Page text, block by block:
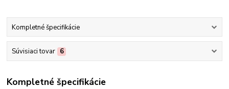
Kompletné špecifikácie
Súvisiaci tovar 6
Kompletné špecifikácie